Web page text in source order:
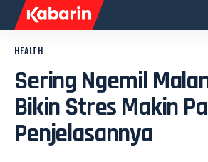
HEALTH
Sering Ngemil
Bikin Stres Makin
Penjelasannya